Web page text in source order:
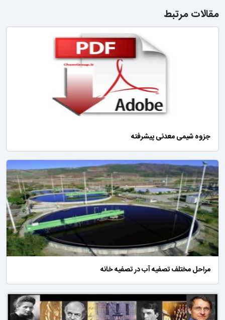
مقالات مرتبط
جزوه شیمی معدنی پیشرفته
مراحل مختلف تصفیه آب در تصفیه خانه